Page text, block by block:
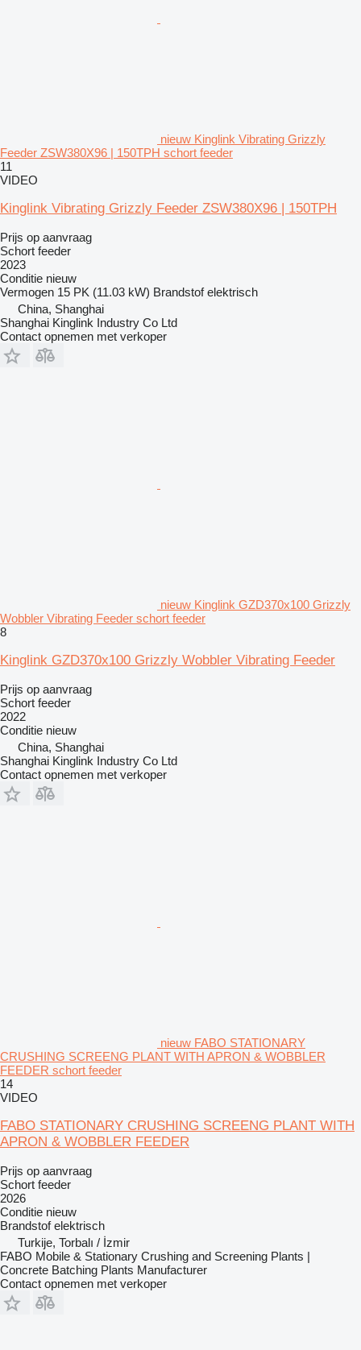
nieuw Kinglink Vibrating Grizzly
Feeder ZSW380X96 | 150TPH schort feeder
11
VIDEO
Kinglink Vibrating Grizzly Feeder ZSW380X96 | 150TPH
Prijs op aanvraag
Schort feeder
2023
Conditie nieuw
Vermogen 15 PK (11.03 kW) Brandstof elektrisch
China, Shanghai
Shanghai Kinglink Industry Co Ltd
Contact opnemen met verkoper
nieuw Kinglink GZD370x100 Grizzly
Wobbler Vibrating Feeder schort feeder
8
Kinglink GZD370x100 Grizzly Wobbler Vibrating Feeder
Prijs op aanvraag
Schort feeder
2022
Conditie nieuw
China, Shanghai
Shanghai Kinglink Industry Co Ltd
Contact opnemen met verkoper
nieuw FABO STATIONARY
CRUSHING SCREENG PLANT WITH APRON & WOBBLER
FEEDER schort feeder
14
VIDEO
FABO STATIONARY CRUSHING SCREENG PLANT WITH
APRON & WOBBLER FEEDER
Prijs op aanvraag
Schort feeder
2026
Conditie nieuw
Brandstof elektrisch
Turkije, Torbalı / İzmir
FABO Mobile & Stationary Crushing and Screening Plants |
Concrete Batching Plants Manufacturer
Contact opnemen met verkoper